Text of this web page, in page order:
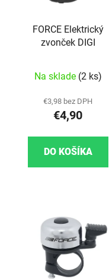
FORCE Elektrický
zvonček DIGI
Na sklade (2 ks)
€3,98 bez DPH
€4,90
DO KOŠÍKA